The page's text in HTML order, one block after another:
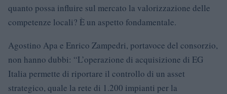
quanto possa influire sul mercato la valorizzazione delle
competenze locali? È un aspetto fondamentale.
Agostino Apa e Enrico Zampedri, portavoce del consorzio,
non hanno dubbi: “L’operazione di acquisizione di EG
Italia permette di riportare il controllo di un asset
strategico, quale la rete di 1.200 impianti per la